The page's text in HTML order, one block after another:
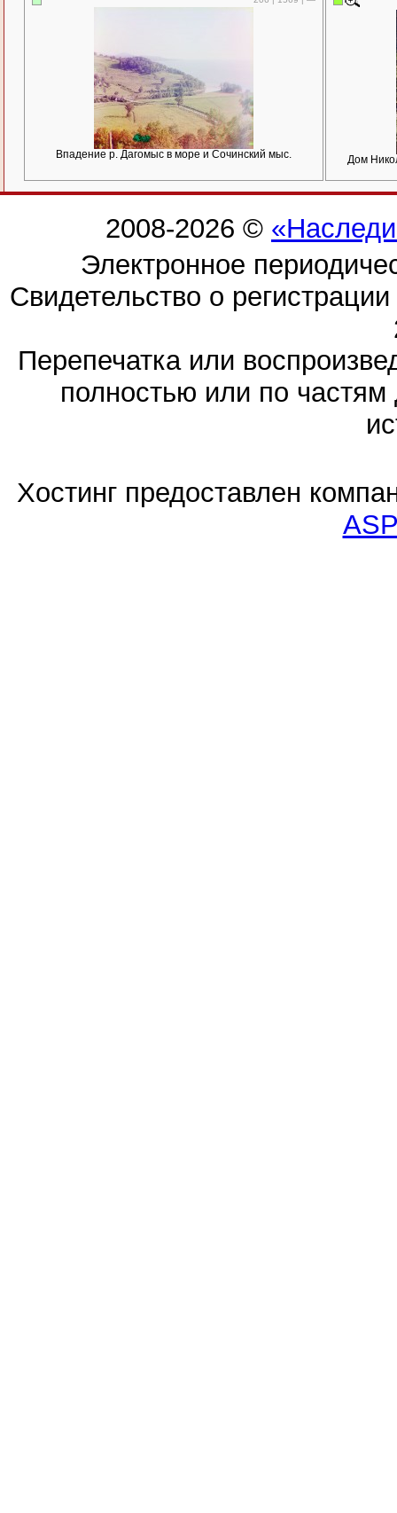
Впадение р. Дагомыс в море и Сочинский мыс. Дом
2008-2026 ©
Электронное
Свидетельство о
Перепечатка или
полностью или по частям
Хостинг предоставлен